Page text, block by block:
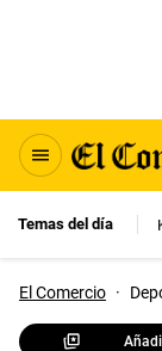
Temas del día
El Comercio ·